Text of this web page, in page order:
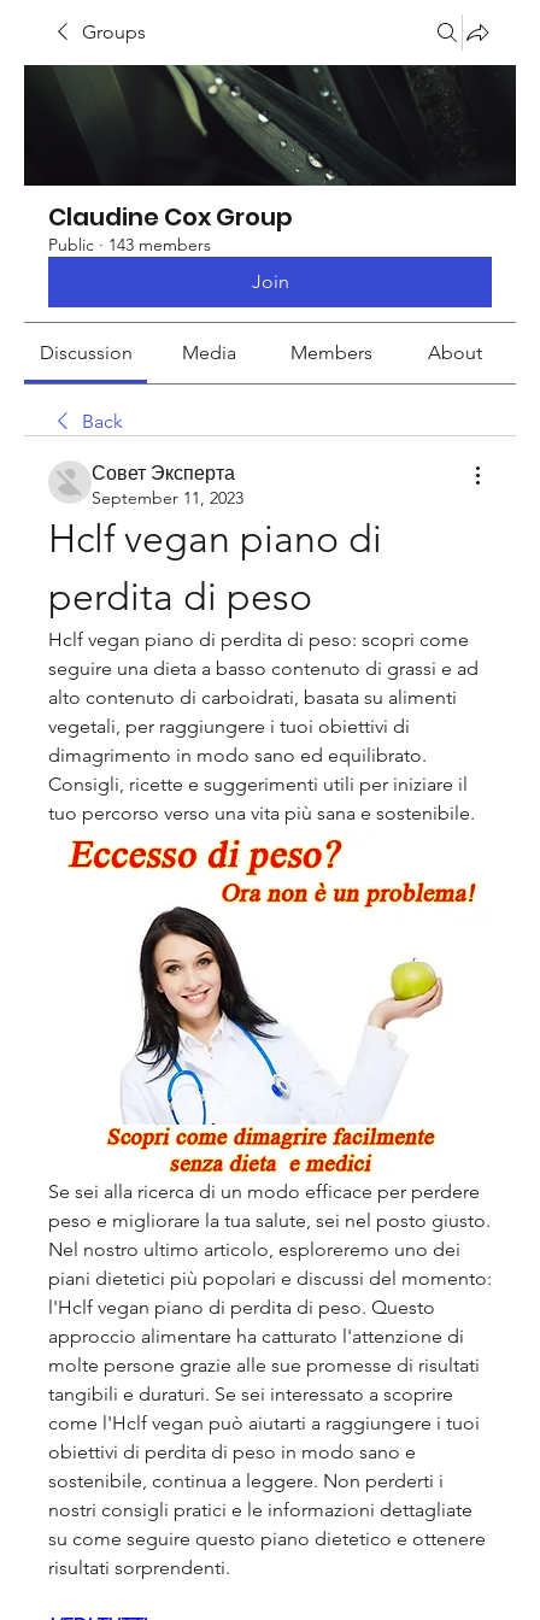
Groups
Claudine Cox Group
Public · 143 members
Join
Discussion Media Members About
Back
Совет Эксперта
September 11, 2023
Hclf vegan piano di
perdita di peso
Hclf vegan piano di perdita di peso: scopri come
seguire una dieta a basso contenuto di grassi e ad
alto contenuto di carboidrati, basata su alimenti
vegetali, per raggiungere i tuoi obiettivi di
dimagrimento in modo sano ed equilibrato.
Consigli, ricette e suggerimenti utili per iniziare il
tuo percorso verso una vita più sana e sostenibile.
Se sei alla ricerca di un modo efficace per perdere
peso e migliorare la tua salute, sei nel posto giusto.
Nel nostro ultimo articolo, esploreremo uno dei
piani dietetici più popolari e discussi del momento:
l'Hclf vegan piano di perdita di peso. Questo
approccio alimentare ha catturato l'attenzione di
molte persone grazie alle sue promesse di risultati
tangibili e duraturi. Se sei interessato a scoprire
come l'Hclf vegan può aiutarti a raggiungere i tuoi
obiettivi di perdita di peso in modo sano e
sostenibile, continua a leggere. Non perderti i
nostri consigli pratici e le informazioni dettagliate
su come seguire questo piano dietetico e ottenere
risultati sorprendenti.